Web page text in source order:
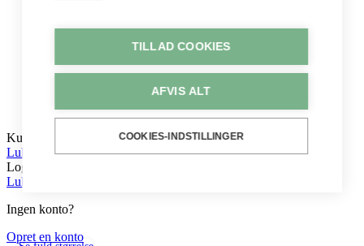
Unika
Log ind / Opret konto
Kurv
Luk
Log ind
Luk
Ingen konto?
Opret en konto
TILLAD COOKIES
AFVIS ALT
COOKIES-INDSTILLINGER